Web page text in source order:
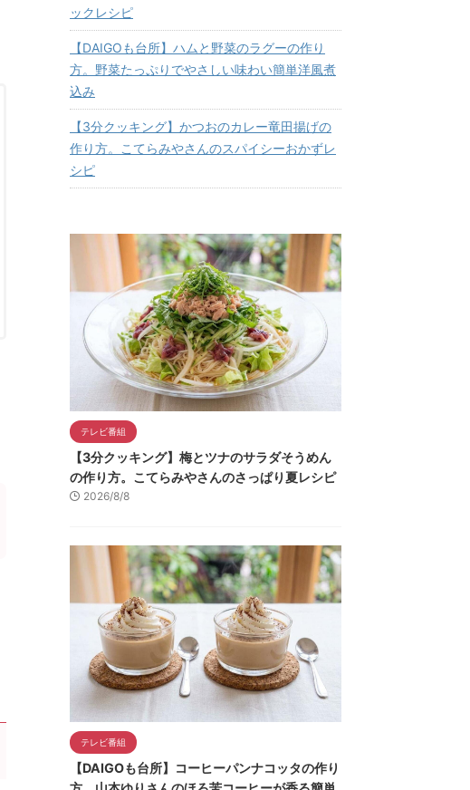
ックレシピ
【DAIGOも台所】ハムと野菜のラグーの作り
方。野菜たっぷりでやさしい味わい簡単洋風煮
込み
【3分クッキング】かつおのカレー竜田揚げの
作り方。こてらみやさんのスパイシーおかずレ
シピ
テレビ番組
【3分クッキング】梅とツナのサラダそうめん
の作り方。こてらみやさんのさっぱり夏レシピ
2026/8/8
テレビ番組
【DAIGOも台所】コーヒーパンナコッタの作り